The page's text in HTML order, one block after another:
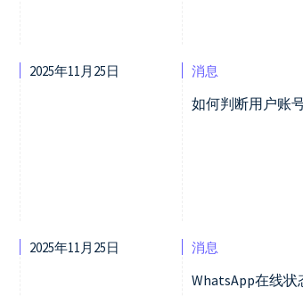
2025年11月25日 消息
如何判断用户账
2025年11月25日 消息
WhatsApp在线